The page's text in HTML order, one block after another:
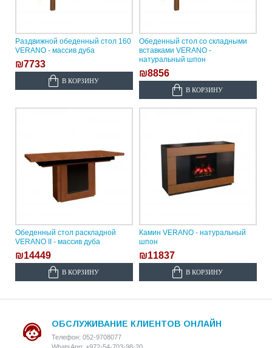
Раздвижной обеденный стол 160
VERANO - массив дуба
₪7733
В КОРЗИНУ
Обеденный стол со складными
вставками VERANO -
натуральный шпон
₪8856
В КОРЗИНУ
Обеденный стол раскладной
VERANO II - массив дуба
₪14449
В КОРЗИНУ
Камин VERANO - натуральный
шпон
₪11837
В КОРЗИНУ
ОБСЛУЖИВАНИЕ КЛИЕНТОВ ОНЛАЙН
Телефон: 052-9708077